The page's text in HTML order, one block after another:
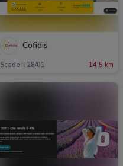
Cofidis
Scade il 28/01 14.5 km